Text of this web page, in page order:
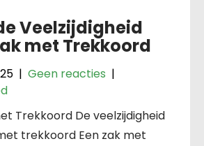
Veelzijdigheid
met Trekkoord
| Geen reacties |
Trekkoord De veelzijdigheid
trekkoord Een zak met